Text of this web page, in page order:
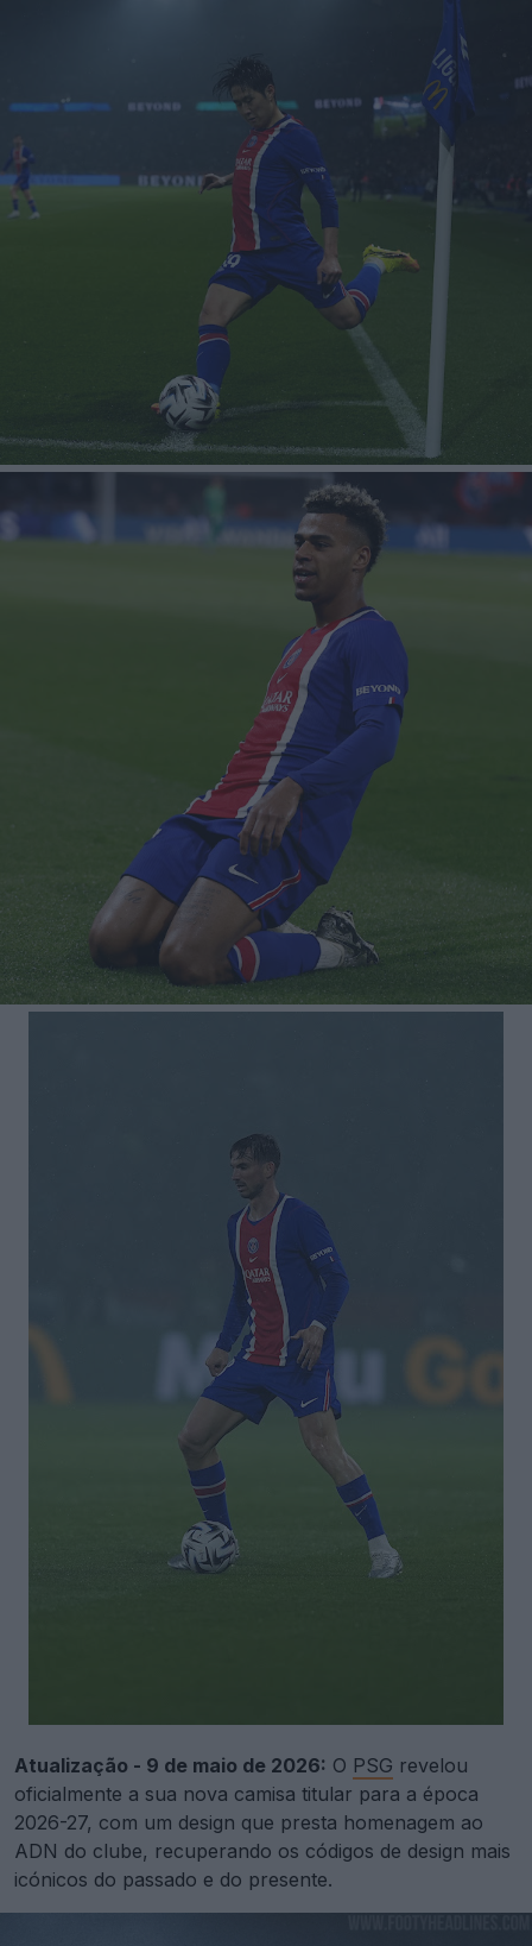
Atualização - 9 de maio de 2026: O PSG revelou
oficialmente a sua nova camisa titular para a época
2026-27, com um design que presta homenagem ao
ADN do clube, recuperando os códigos de design mais
icónicos do passado e do presente.